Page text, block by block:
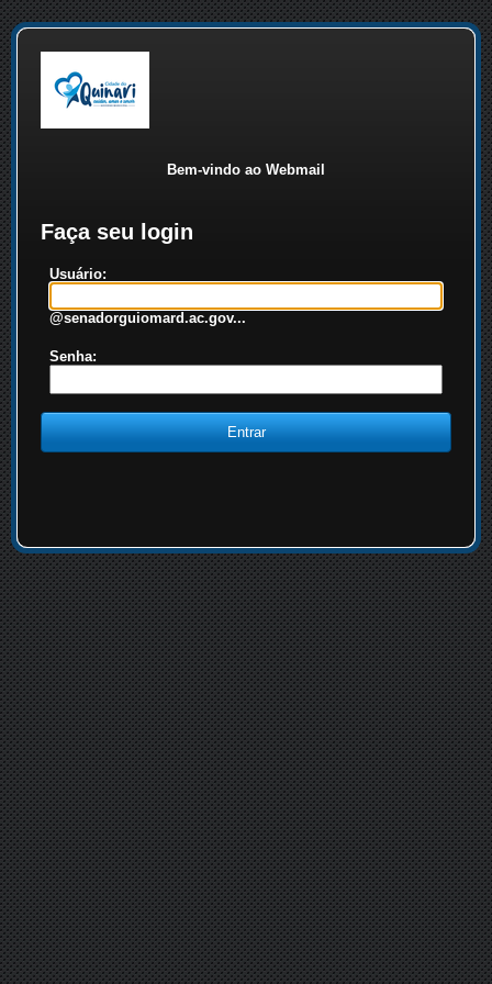
Bem-vindo ao Webmail
Faça seu login
Usuário:
@senadorguiomard.ac.gov...
Senha: